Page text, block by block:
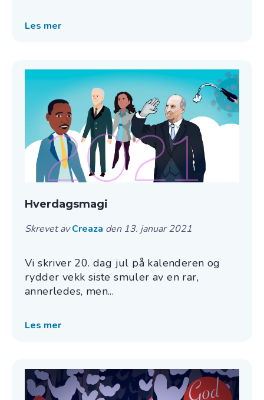
Les mer
Hverdagsmagi
Skrevet avCreaza den 13. januar 2021
Vi skriver 20. dag jul på kalenderen og
rydder vekk siste smuler av en rar,
annerledes, men...
Les mer